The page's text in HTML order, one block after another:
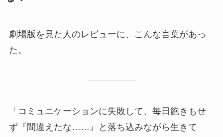
劇場版を見た人のレビューに、こんな言葉があっ
た。
「コミュニケーションに失敗して、毎日飽きもせ
ず『間違えたな……』と落ち込みながら生きて